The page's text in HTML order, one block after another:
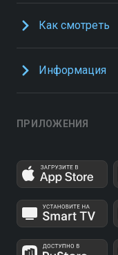
Как смотреть
Информация
ПРИЛОЖЕНИЯ